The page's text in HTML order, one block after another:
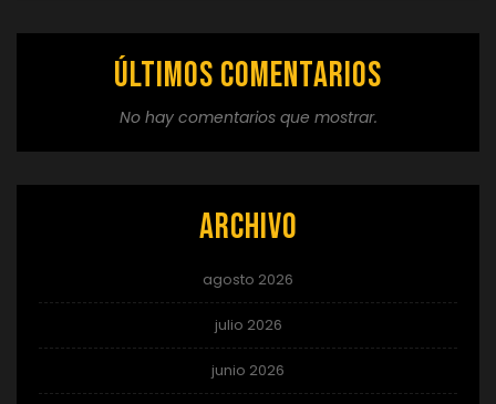
Últimos comentarios
No hay comentarios que mostrar.
Archivo
agosto 2026
julio 2026
junio 2026